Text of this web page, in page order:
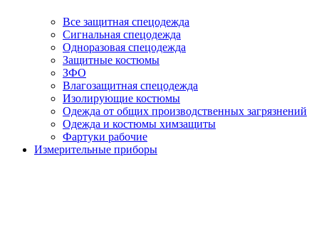
Все защитная спецодежда
Сигнальная спецодежда
Одноразовая спецодежда
Защитные костюмы
ЗФО
Влагозащитная спецодежда
Изолирующие костюмы
Одежда от общих производственных загрязнений
Одежда и костюмы химзащиты
Фартуки рабочие
Измерительные приборы